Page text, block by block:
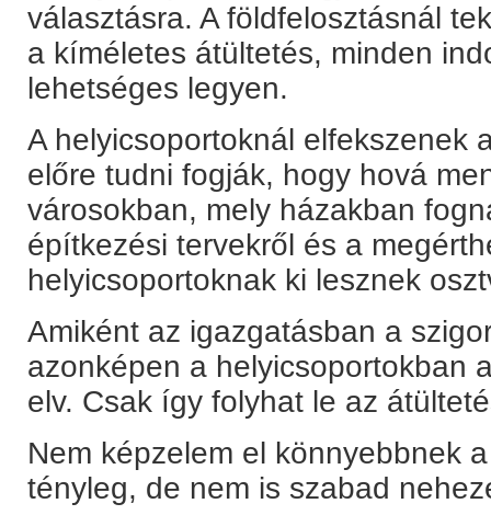
választásra. A földfelosztásnál
a kíméletes átültetés, minden
lehetséges legyen.
A helyicsoportoknál elfekszenek
előre tudni fogják, hogy hová
városokban, mely házakban
építkezési tervekről és a
helyicsoportoknak ki lesznek
Amiként az igazgatásban a
azonképen a helyicsoportokban
elv. Csak így folyhat le az
Nem képzelem el könnyebbnek
tényleg, de nem is szabad